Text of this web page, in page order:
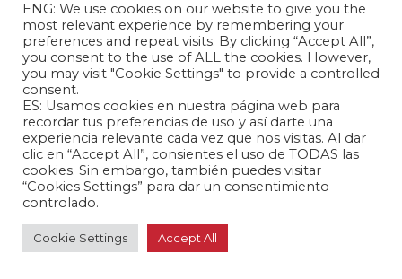
abril 03, 2024 /
Pleito judicial con multinacional china por
mina de oro en Colombia
Colombia 🇨🇴
abril 03, 2024 /
empresa china del megapuerto de Chancay
Perú 🇵🇪
ENG: We use cookies on our website to give you the
most relevant experience by remembering your
preferences and repeat visits. By clicking “Accept All”,
you consent to the use of ALL the cookies. However,
you may visit "Cookie Settings" to provide a controlled
consent.
ES: Usamos cookies en nuestra página web para
recordar tus preferencias de uso y así darte una
experiencia relevante cada vez que nos visitas. Al dar
clic en “Accept All”, consientes el uso de TODAS las
cookies. Sin embargo, también puedes visitar
“Cookies Settings” para dar un consentimiento
controlado.
Cookie Settings Accept All